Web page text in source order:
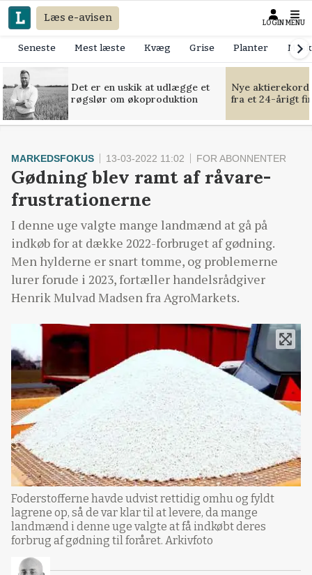
Læs e-avisen LOGIN MENU
Seneste Mest læste Kvæg Grise Planter
Det er en uskik at udlægge et
røgslør om økoproduktion
Nye
fra et 24-årigt
MARKEDSFOKUS 13-03-2022 11:02 FOR ABONNENTER
Gødning blev ramt af råvare-
frustrationerne
I denne uge valgte mange landmænd at gå på
indkøb for at dække 2022-forbruget af gødning.
Men hylderne er snart tomme, og problemerne
lurer forude i 2023, fortæller handelsrådgiver
Henrik Mulvad Madsen fra AgroMarkets.
Foderstofferne havde udvist rettidig omhu og fyldt
lagrene op, så de var klar til at levere, da mange
landmænd i denne uge valgte at få indkøbt deres
forbrug af gødning til foråret. Arkivfoto